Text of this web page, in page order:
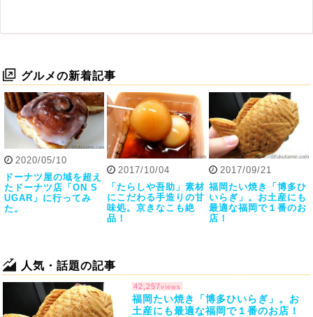
グルメの新着記事
2020/05/10
ドーナツ屋の域を超え
たドーナツ店「ON S
UGAR」に行ってみ
た。
2017/10/04
「たらしや吾助」素材
にこだわる手造りの甘
味処。京きなこも絶
品！
2017/09/21
福岡たい焼き「博多ひ
いらぎ」。お土産にも
最適な福岡で１番のお
店！
人気・話題の記事
42,257views
福岡たい焼き「博多ひいらぎ」。お
土産にも最適な福岡で１番のお店！